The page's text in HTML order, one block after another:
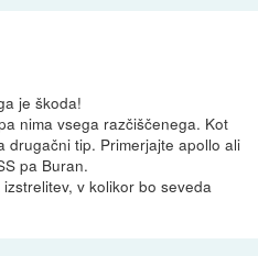
je škoda!
nima vsega razčiščenega. Kot
drugačni tip. Primerjajte apollo ali
pa Buran.
v kolikor bo seveda